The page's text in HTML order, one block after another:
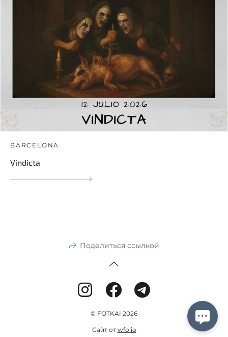
BARCELONA
Vindicta
Поделиться ссылкой
© FOTKAI 2026
Сайт от wfolio